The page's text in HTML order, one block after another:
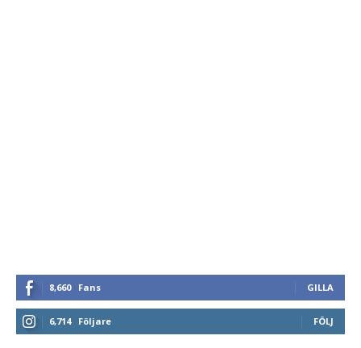
8,660 Fans GILLA
6,714 Följare FÖLJ